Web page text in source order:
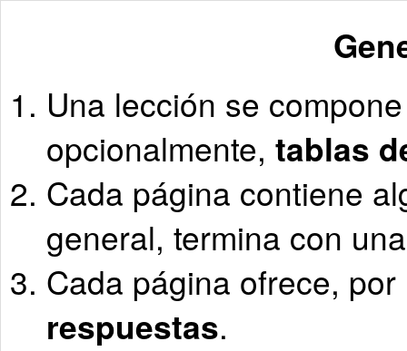
Una lección se
opcionalmente, tablas
Cada página contiene
general, termina con
Cada página ofrece,
respuestas.